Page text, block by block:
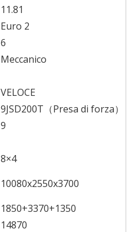
11.81
Euro 2
6
Meccanico
VELOCE
9JSD200T（Presa di forza）
9
8×4
10080x2550x3700
1850+3370+1350
14870